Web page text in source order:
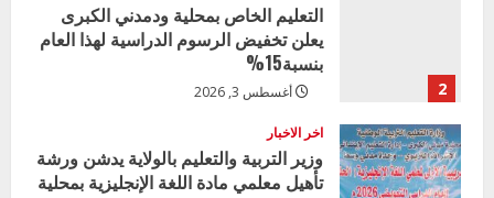
R
e
a
2
التعليم الخاص بمحلية ودمدني الكبرى
يعلن تخفيض الرسوم الدراسية لهذا العام
بنسبة15%
أغسطس 3, 2026
اخر الاخبار
وزير التربية والتعليم بالولاية يدشن ورشة
تأهيل معلمي مادة اللغة الإنجليزية بمحلية